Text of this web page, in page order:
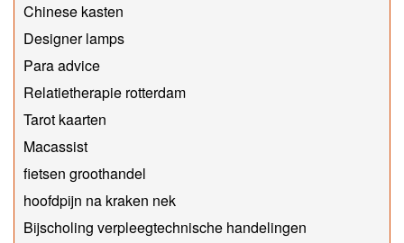
Chinese kasten
Designer lamps
Para advice
Relatietherapie rotterdam
Tarot kaarten
Macassist
fietsen groothandel
hoofdpijn na kraken nek
Bijscholing verpleegtechnische handelingen